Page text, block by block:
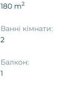
180 m2
Ванні кімнати:
2
Балкон:
1